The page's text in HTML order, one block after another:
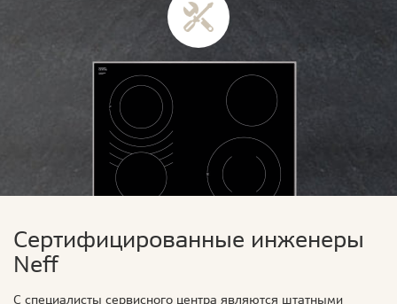
Сертифицированные инженеры
Neff
С специалисты сервисного центра являются штатными